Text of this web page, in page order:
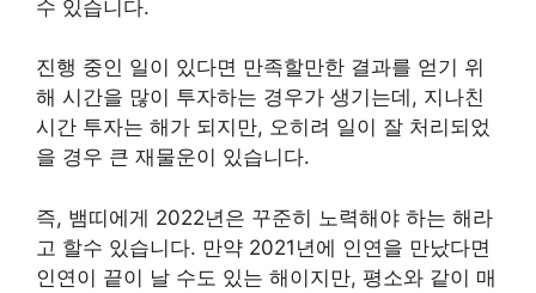
수 있습니다.
진행 중인 일이 있다면 만족할만한 결과를 얻기 위
해 시간을 많이 투자하는 경우가 생기는데, 지나친
시간 투자는 해가 되지만, 오히려 일이 잘 처리되었
을 경우 큰 재물운이 있습니다.
즉, 뱀띠에게 2022년은 꾸준히 노력해야 하는 해라
고 할수 있습니다. 만약 2021년에 인연을 만났다면
인연이 끝이 날 수도 있는 해이지만, 평소와 같이 매